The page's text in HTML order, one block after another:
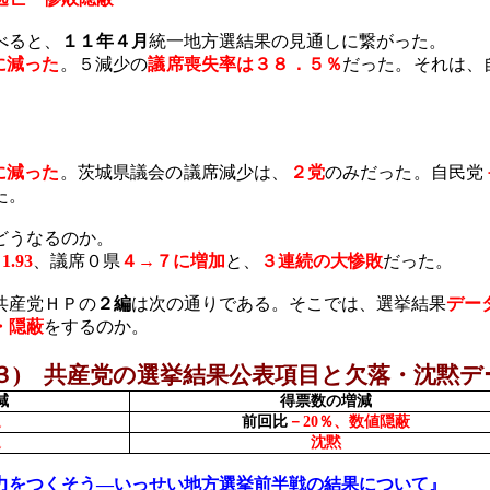
と、 １１年４月 統一地方選結果の見通しに繋がった。
った 。５減少の議席喪失率は３８．５％だった。それは、
った 。茨城県議会の議席減少は、 ２党のみだった。自民党
うなるのか。
1.93 、議席０県 ４→７に増加と、 ３連続の大惨敗だった。
産党ＨＰの ２編は次の通りである。そこでは、選挙結果デー
隠蔽をするのか。
) 共産党の選挙結果公表項目と欠落・沈黙デ
得票数の増減
前回比 － 20％、数値隠蔽
沈黙
つくそう―いっせい地方選挙前半戦の結果について』